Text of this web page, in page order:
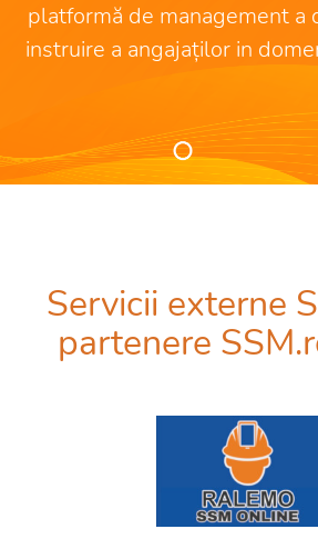
platformă de management a
instruire a angajaților in
Servicii externe
partenere